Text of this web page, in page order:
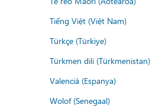
Tiếng Việt (Việt Nam)
Türkçe (Türkiye)
Türkmen dili (Türkmenistan)
Valencià (Espanya)
Wolof (Senegaal)